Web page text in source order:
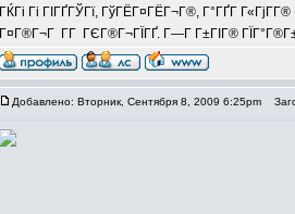
ГЌГі Гі ГІГҐГЎГї, ГўГЁГ¤ГЁГ¬Г®, Г°ГҐГ
Г¤Г®Г¬Г Г­Г ГЄГ®Г¬ГЇГҐ. Г—Г Г±ГІГ®
Добавлено: Вторник, Сентября 8, 2009 6:25pm